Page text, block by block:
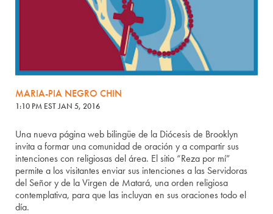
MARIA-PIA NEGRO CHIN
1:10 PM EST JAN 5, 2016
Una nueva página web bilingüe de la Diócesis de Brooklyn
invita a formar una comunidad de oración y a compartir sus
intenciones con religiosas del área. El sitio “Reza por mí”
permite a los visitantes enviar sus intenciones a las Servidoras
del Señor y de la Virgen de Matará, una orden religiosa
contemplativa, para que las incluyan en sus oraciones todo el
día.